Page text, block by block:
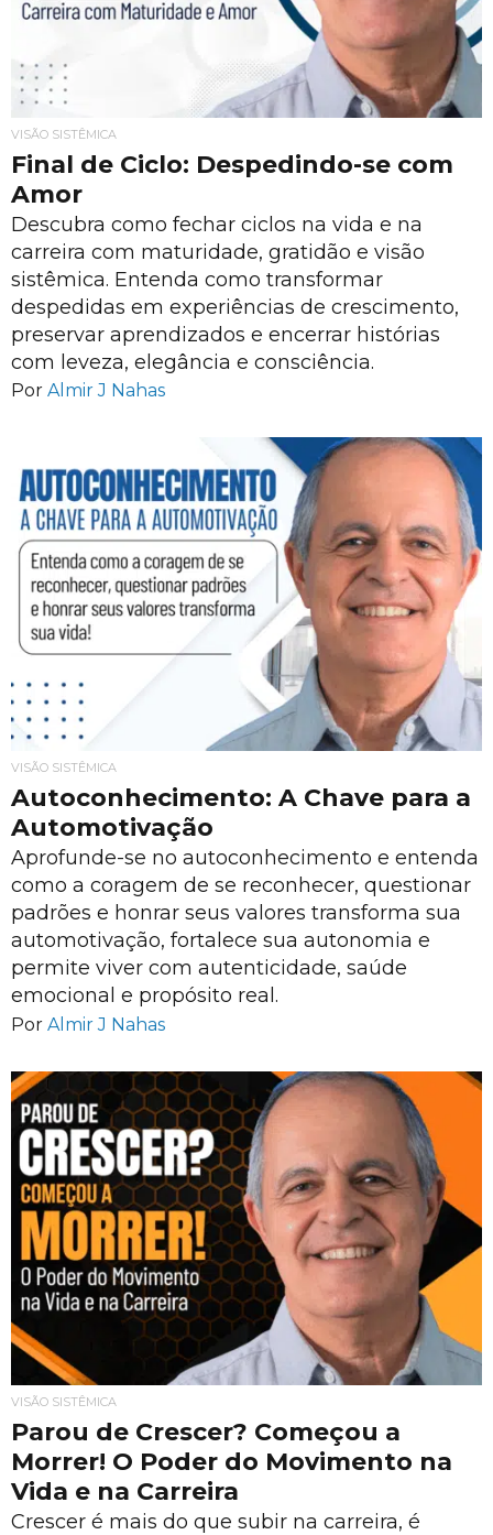
VISÃO SISTÊMICA
Final de Ciclo: Despedindo-se com
Amor
Descubra como fechar ciclos na vida e na
carreira com maturidade, gratidão e visão
sistêmica. Entenda como transformar
despedidas em experiências de crescimento,
preservar aprendizados e encerrar histórias
com leveza, elegância e consciência.
Por Almir J Nahas
VISÃO SISTÊMICA
Autoconhecimento: A Chave para a
Automotivação
Aprofunde-se no autoconhecimento e entenda
como a coragem de se reconhecer, questionar
padrões e honrar seus valores transforma sua
automotivação, fortalece sua autonomia e
permite viver com autenticidade, saúde
emocional e propósito real.
Por Almir J Nahas
VISÃO SISTÊMICA
Parou de Crescer? Começou a
Morrer! O Poder do Movimento na
Vida e na Carreira
Crescer é mais do que subir na carreira, é